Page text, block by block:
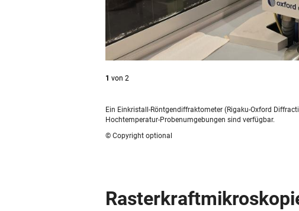
1 von 2
Ein Einkristall-Röntgendiffraktometer (Rigaku-Oxford
Hochtemperatur-Probenumgebungen sind verfügbar.
© Copyright optional